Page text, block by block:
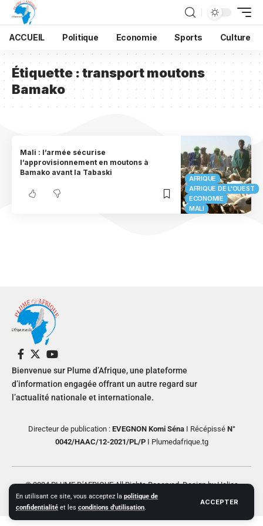
En utilisant ce site, vous acceptez la politique de
confidentialité et les conditions d'utilisation.
ACCEPTER
ACCUEIL Politique Economie Sports Culture
Étiquette :transport moutons
Bamako
AFRIQUE
AFRIQUE DE L'OUEST
ECONOMIE
MALI
Mali : l’armée sécurise
l’approvisionnement en moutons à
Bamako avant la Tabaski
Bienvenue sur Plume d’Afrique, une plateforme
d’information engagée offrant un autre regard sur
l’actualité nationale et internationale.
Directeur de publication : EVEGNON Komi SénaI RécépisséN°
0042/HAAC/12-2021/PL/PI Plumedafrique.tg
© 2024 PLUME D’AFRIQUE All Rights Reserved. Design by Helios
Creative